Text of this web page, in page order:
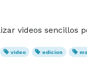
videos sencillos
video edicion